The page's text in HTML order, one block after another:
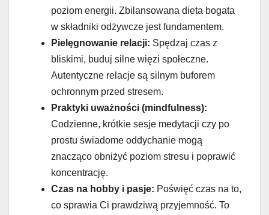
poziom energii. Zbilansowana dieta bogata
w składniki odżywcze jest fundamentem.
Pielęgnowanie relacji: Spędzaj czas z
bliskimi, buduj silne więzi społeczne.
Autentyczne relacje są silnym buforem
ochronnym przed stresem.
Praktyki uważności (mindfulness):
Codzienne, krótkie sesje medytacji czy po
prostu świadome oddychanie mogą
znacząco obniżyć poziom stresu i poprawić
koncentrację.
Czas na hobby i pasje: Poświęć czas na to,
co sprawia Ci prawdziwą przyjemność. To